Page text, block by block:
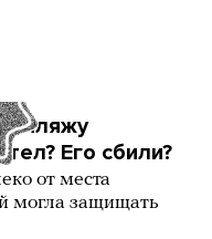
пляжу
Его сбили?
от места
могла защищать